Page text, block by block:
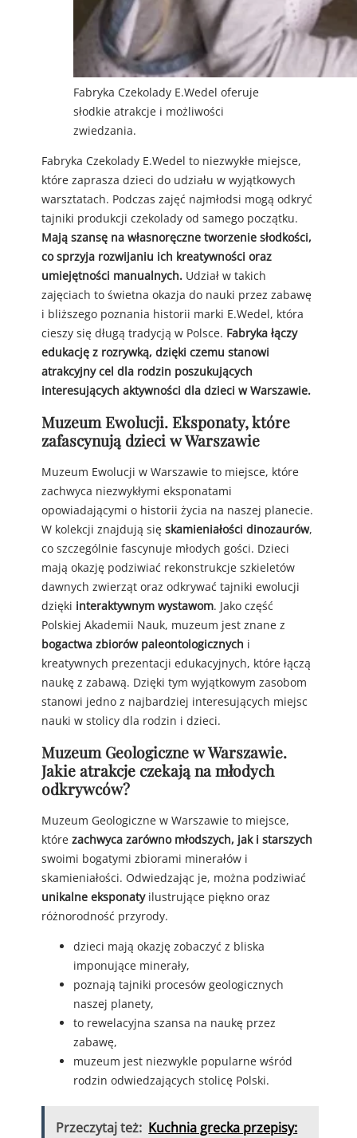
Fabryka Czekolady E.Wedel oferuje
słodkie atrakcje i możliwości
zwiedzania.
Fabryka Czekolady E.Wedel to niezwykłe miejsce,
które zaprasza dzieci do udziału w wyjątkowych
warsztatach. Podczas zajęć najmłodsi mogą odkryć
tajniki produkcji czekolady od samego początku.
Mają szansę na własnoręczne tworzenie słodkości,
co sprzyja rozwijaniu ich kreatywności oraz
umiejętności manualnych. Udział w takich
zajęciach to świetna okazja do nauki przez zabawę
i bliższego poznania historii marki E.Wedel, która
cieszy się długą tradycją w Polsce. Fabryka łączy
edukację z rozrywką, dzięki czemu stanowi
atrakcyjny cel dla rodzin poszukujących
interesujących aktywności dla dzieci w Warszawie.
Muzeum Ewolucji. Eksponaty, które
zafascynują dzieci w Warszawie
Muzeum Ewolucji w Warszawie to miejsce, które
zachwyca niezwykłymi eksponatami
opowiadającymi o historii życia na naszej planecie.
W kolekcji znajdują się skamieniałości dinozaurów,
co szczególnie fascynuje młodych gości. Dzieci
mają okazję podziwiać rekonstrukcje szkieletów
dawnych zwierząt oraz odkrywać tajniki ewolucji
dzięki interaktywnym wystawom. Jako część
Polskiej Akademii Nauk, muzeum jest znane z
bogactwa zbiorów paleontologicznych i
kreatywnych prezentacji edukacyjnych, które łączą
naukę z zabawą. Dzięki tym wyjątkowym zasobom
stanowi jedno z najbardziej interesujących miejsc
nauki w stolicy dla rodzin i dzieci.
Muzeum Geologiczne w Warszawie.
Jakie atrakcje czekają na młodych
odkrywców?
Muzeum Geologiczne w Warszawie to miejsce,
które zachwyca zarówno młodszych, jak i starszych
swoimi bogatymi zbiorami minerałów i
skamieniałości. Odwiedzając je, można podziwiać
unikalne eksponatyilustrujące piękno oraz
różnorodność przyrody.
dzieci mają okazję zobaczyć z bliska
imponujące minerały,
poznają tajniki procesów geologicznych
naszej planety,
to rewelacyjna szansa na naukę przez
zabawę,
muzeum jest niezwykle popularne wśród
rodzin odwiedzających stolicę Polski.
Przeczytaj też: Kuchnia grecka przepisy: